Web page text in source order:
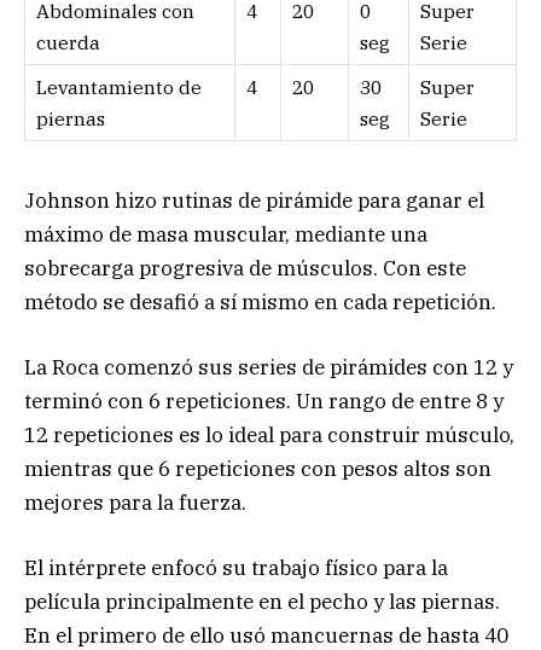
Abdominales con
cuerda
4 20
0
seg
Super
Serie
Levantamiento de
piernas
4 20
30
seg
Super
Serie
Johnson hizo rutinas de pirámide para ganar el
máximo de masa muscular, mediante una
sobrecarga progresiva de músculos. Con este
método se desafió a sí mismo en cada repetición.
La Roca comenzó sus series de pirámides con 12 y
terminó con 6 repeticiones. Un rango de entre 8 y
12 repeticiones es lo ideal para construir músculo,
mientras que 6 repeticiones con pesos altos son
mejores para la fuerza.
El intérprete enfocó su trabajo físico para la
película principalmente en el pecho y las piernas.
En el primero de ello usó mancuernas de hasta 40